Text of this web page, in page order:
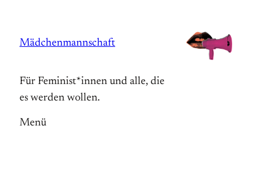
springen
Mädchenmannschaft
Für Feminist*innen und alle, die
es werden wollen.
Menü